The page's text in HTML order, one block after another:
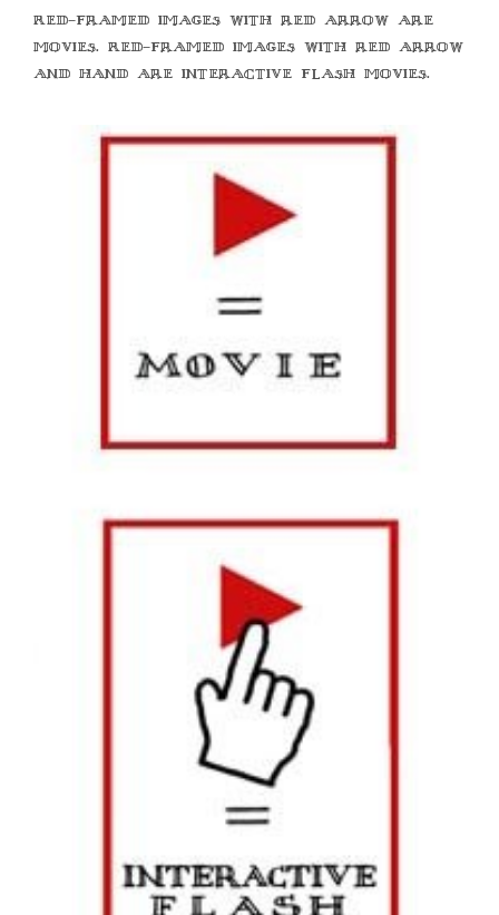
Red-framed images with red arrow are
movies. Red-framed images with red arrow
and hand are interactive flash movies.